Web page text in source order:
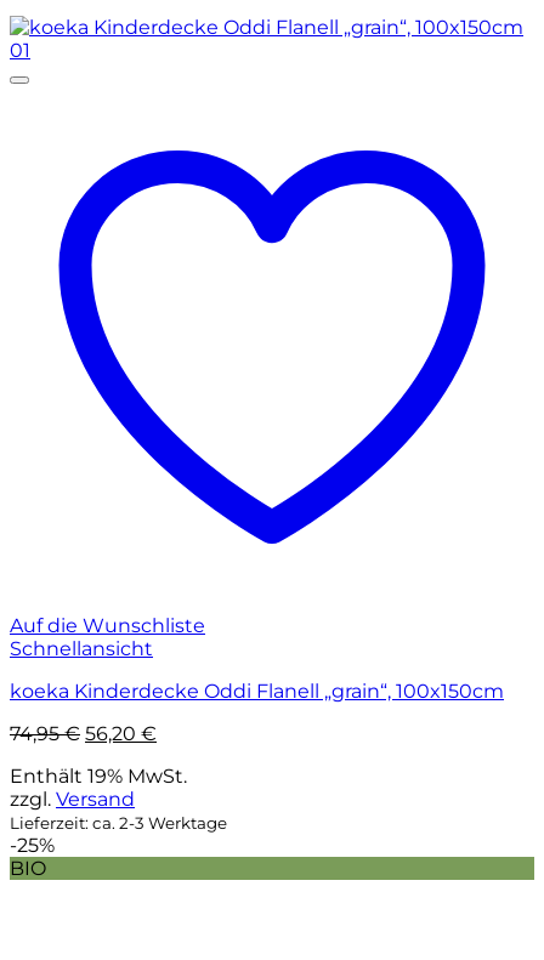
Auf die Wunschliste
Schnellansicht
koeka Kinderdecke Oddi Flanell „grain“, 100x150cm
74,95€ Ursprünglicher
war:
74,95 €
56,20 €
ist:
Enthält 19% MwSt.
zzgl. Versand
Lieferzeit: ca. 2-3 Werktage
-25%
BIO